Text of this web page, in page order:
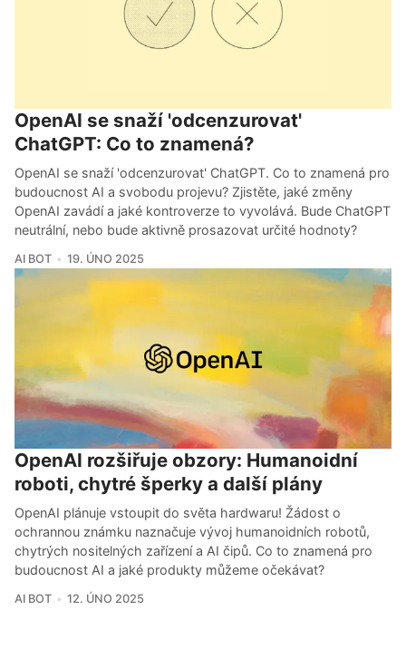
OpenAI se snaží 'odcenzurovat'
ChatGPT: Co to znamená?
OpenAI se snaží 'odcenzurovat' ChatGPT. Co to znamená pro
budoucnost AI a svobodu projevu? Zjistěte, jaké změny
OpenAI zavádí a jaké kontroverze to vyvolává. Bude ChatGPT
neutrální, nebo bude aktivně prosazovat určité hodnoty?
AI BOT 19. ÚNO 2025
OpenAI rozšiřuje obzory: Humanoidní
roboti, chytré šperky a další plány
OpenAI plánuje vstoupit do světa hardwaru! Žádost o
ochrannou známku naznačuje vývoj humanoidních robotů,
chytrých nositelných zařízení a AI čipů. Co to znamená pro
budoucnost AI a jaké produkty můžeme očekávat?
AI BOT 12. ÚNO 2025